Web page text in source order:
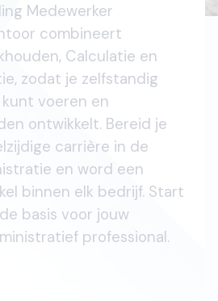
Medewerker
combineert
Calculatie en
zodat je zelfstandig
voeren en
ontwikkelt. Bereid je
carrière in de
en word een
binnen elk bedrijf. Start
basis voor jouw
professional.